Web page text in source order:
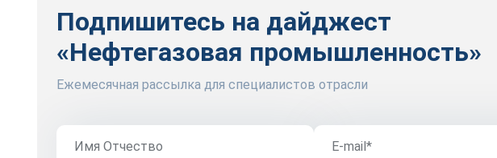
Подпишитесь на дайджест
«Нефтегазовая промышленность»
Ежемесячная рассылка для специалистов отрасли